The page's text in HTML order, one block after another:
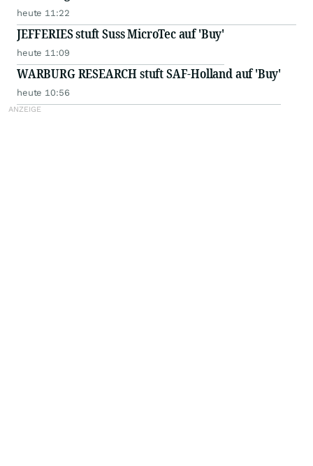
heute 11:22
JEFFERIES stuft Suss MicroTec auf 'Buy'
heute 11:09
WARBURG RESEARCH stuft SAF-Holland auf 'Buy'
heute 10:56